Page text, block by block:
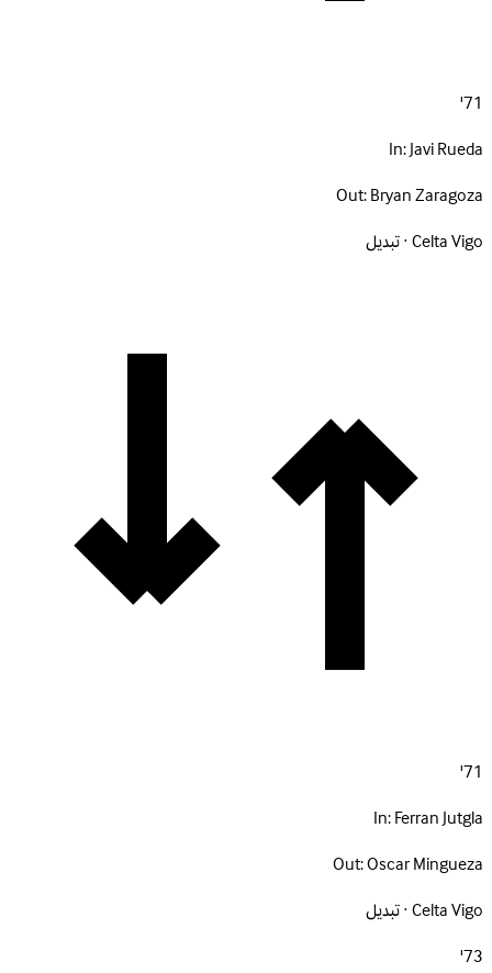
71'
In:Javi Rueda
Out:Bryan Zaragoza
Celta Vigo · تبديل
71'
In:Ferran Jutgla
Out:Oscar Mingueza
Celta Vigo · تبديل
73'